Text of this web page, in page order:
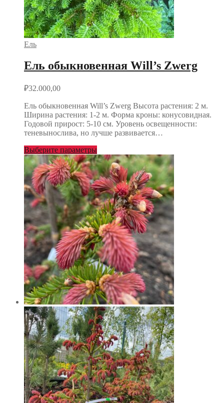
Ель
Ель обыкновенная Will’s Zwerg
₽32.000,00
Ель обыкновенная Will’s Zwerg Высота растения: 2 м.
Ширина растения: 1-2 м. Форма кроны: конусовидная.
Годовой прирост: 5-10 см. Уровень освещенности:
теневынослива, но лучше развивается…
Выберите параметры